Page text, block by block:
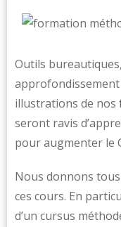
Outils
approfondissement
illustrations de nos
seront ravis
pour augmenter le
Nous donnons
ces cours. En
d’un cursus